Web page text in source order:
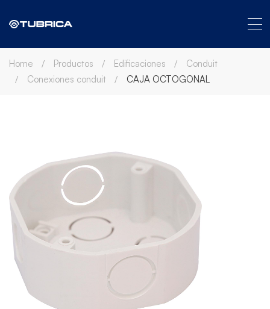
Home Productos Edificaciones
Conduit
Conexiones conduit
CAJA OCTOGONAL